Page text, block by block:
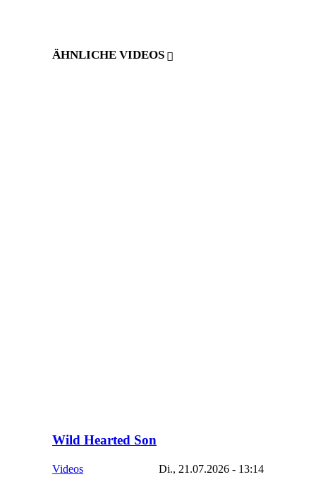
ÄHNLICHE VIDEOS
Wild Hearted Son
Videos Di., 21.07.2026 - 13:14